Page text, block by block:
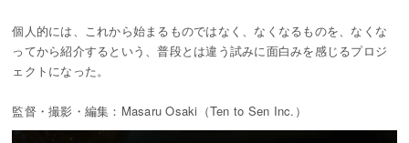
個人的には、これから始まるものではなく、なくなるものを、なくな
ってから紹介するという、普段とは違う試みに面白みを感じるプロジ
ェクトになった。
監督・撮影・編集：Masaru Osaki（Ten to Sen Inc.）